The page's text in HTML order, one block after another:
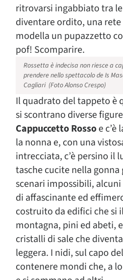
ritrovarsi ingabbiato tra
diventare ordito, una rete
modella un pupazzetto
pof! Scomparire.
Rossetta è indecisa non riesce a
prendere nello spettacolo de Is
Cagliari (Foto Alonso Crespo)
Il quadrato del tappeto è
si scontrano diverse
Cappuccetto Rossoe
la nonna e, con una
intrecciata, c’è persino il
tasche cucite nella gonna
scenari impossibili,
di affascinante ed
costruito da edifici che si
montagna, pini ed abeti,
cristalli di sale che
leggera. I nidi, sul capo
contenere mondi che, a